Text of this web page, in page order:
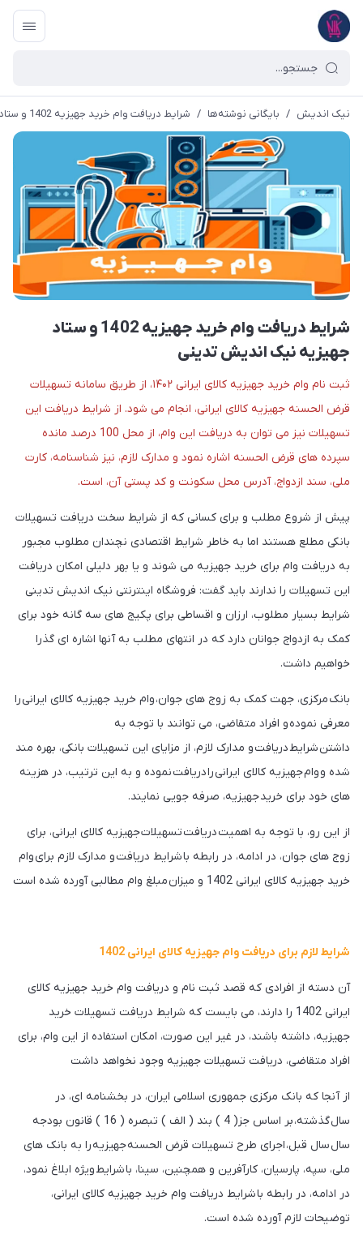
نیک اندیش / بایگانی نوشته‌ها / شرایط دریافت وام خرید جهیزیه 1402 و ستاد جهیزیه نیک اندیش تدینی
شرایط دریافت وام خرید جهیزیه 1402 و ستاد
جهیزیه نیک اندیش تدینی
ثبت نام وام خرید جهیزیه کالای ایرانی ۱۴۰۲، از طریق سامانه تسهیلات
قرض الحسنه جهیزیه کالای ایرانی، انجام می شود. از شرایط دریافت این
تسهیلات نیز می توان به دریافت این وام، از محل 100 درصد مانده
سپرده های قرض ‌الحسنه اشاره نمود و مدارک لازم، نیز شناسنامه، کارت
ملی، سند ازدواج، آدرس محل سکونت و کد پستی آن، است.
پیش از شروع مطلب و برای کسانی که از شرایط سخت دریافت تسهیلات
بانکی مطلع هستند اما به خاطر شرایط اقتصادی نچندان مطلوب مجبور
به دریافت وام برای خرید جهیزیه می شوند و یا بهر دلیلی امکان دریافت
این تسهیلات را ندارند باید گفت: فروشگاه اینترنتی نیک اندیش تدینی
شرایط بسیار مطلوب، ارزان و اقساطی برای پکیج های سه گانه خود برای
کمک به ازدواج جوانان دارد که در انتهای مطلب به آنها اشاره ای گذرا
خواهیم داشت.
بانک مرکزی، جهت کمک به زوج های جوان، وام خرید جهیزیه کالای ایرانی را
معرفی نموده و افراد متقاضی، می توانند با توجه به
داشتن شرایط دریافت و مدارک لازم، از مزایای این تسهیلات بانکی، بهره مند
شده و وام جهیزیه کالای ایرانی را دریافت نموده و به این ترتیب، در هزینه
های خود برای خرید جهیزیه، صرفه جویی نمایند.
از این رو، با توجه به اهمیت دریافت تسهیلات جهیزیه کالای ایرانی، برای
زوج های جوان، در ادامه، در رابطه با شرایط دریافت و مدارک لازم برای وام
خرید جهیزیه کالای ایرانی 1402 و میزان مبلغ وام مطالبی آورده شده است
شرایط لازم برای دریافت وام جهیزیه کالای ایرانی 1402
آن دسته از افرادی که قصد ثبت نام و دریافت وام خرید جهیزیه کالای
ایرانی 1402 را دارند، می بایست که شرایط دریافت تسهیلات خرید
جهیزیه، داشته باشند، در غیر این صورت، امکان استفاده از این وام، برای
افراد متقاضی، دریافت تسهیلات جهیزیه وجود نخواهد داشت
از آنجا که بانک مرکزی جمهوری اسلامی ایران، در بخشنامه ای، در
سال گذشته، بر اساس جز( 4 ) بند ( الف ) تبصره ( 16 ) قانون بودجه
سال سال قبل، اجرای طرح تسهیلات قرض الحسنه جهیزیه را به بانک‌ های
ملی، سپه، پارسیان، کارآفرین و همچنین، سینا، با شرایط ویژه ابلاغ نمود،
در ادامه، در رابطه با شرایط دریافت وام خرید جهیزیه کالای ایرانی،
توضیحات لازم آورده شده است.